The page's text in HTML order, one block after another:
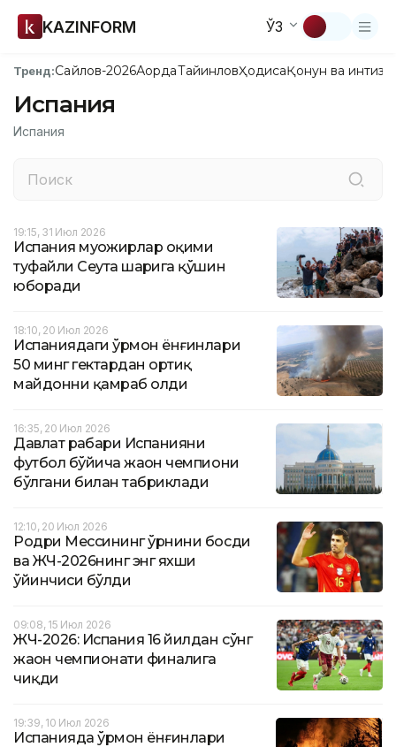
KAZINFORM ЎЗ
Тренд:Сайлов-2026АқордаТайинловҲодисаҚонун ва
Испания
Испания
19:15, 31 Июл 2026
Испания муҳожирлар оқими
туфайли Сеута шаҳрига қўшин
юборади
18:10, 20 Июл 2026
Испаниядаги ўрмон ёнғинлари
50 минг гектардан ортиқ
майдонни қамраб олди
16:35, 20 Июл 2026
Давлат раҳбари Испанияни
футбол бўйича жаҳон чемпиони
бўлгани билан табриклади
12:10, 20 Июл 2026
Родри Мессининг ўрнини босди
ва ЖЧ-2026нинг энг яхши
ўйинчиси бўлди
09:08, 15 Июл 2026
ЖЧ-2026: Испания 16 йилдан сўнг
жаҳон чемпионати финалига
чиқди
19:39, 10 Июл 2026
Испанияда ўрмон ёнғинлари